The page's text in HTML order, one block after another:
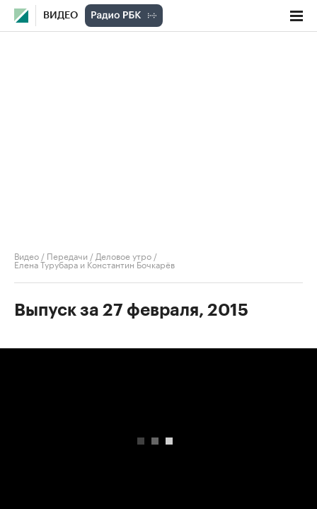
ВИДЕО
Видео / Передачи / Деловое утро /
Елена Турубара и Константин Бочкарёв
Выпуск за 27 февраля, 2015